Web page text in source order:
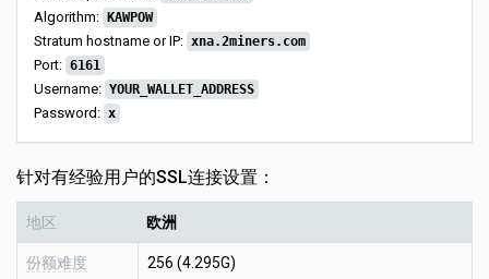
Algorithm: KAWPOW
Stratum hostname or IP: xna.2miners.com
Port: 6161
Username: YOUR_WALLET_ADDRESS
Password: x
针对有经验用户的SSL连接设置：
地区 欧洲
份额难度 256 (4.295G)